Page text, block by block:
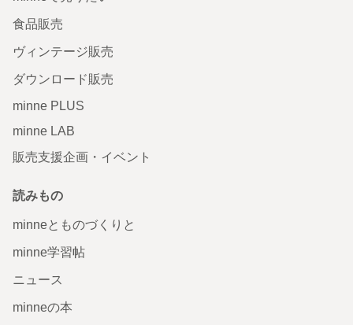
食品販売
ヴィンテージ販売
ダウンロード販売
minne PLUS
minne LAB
販売支援企画・イベント
読みもの
minneとものづくりと
minne学習帖
ニュース
minneの本